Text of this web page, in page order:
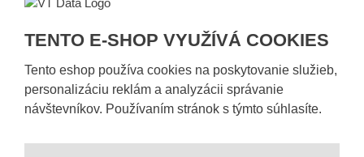
TENTO E-SHOP VYUŽÍVÁ COOKIES
Tento eshop používa cookies na poskytovanie služieb,
personalizáciu reklám a analyzácii správanie
návštevníkov. Používaním stránok s týmto súhlasíte.
Sledovanie zásielok